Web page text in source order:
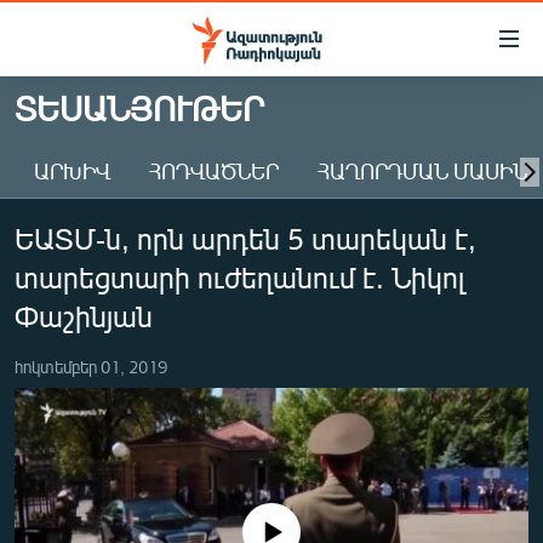
Մատչելիության
Անցնել
հիմնական
Անցնել
հիմնական
մենյուին
ԱԶԱՏՈՒԹՅՈՒՆ TV
ՀԱՅԱՍՏԱՆ
ԸՆՏՐՈՒԹՅՈՒՆՆԵՐ 2026
ԻՐԱՎՈՒՆՔ
ՏՆՏԵՍՈՒԹՅՈՒՆ
ՂԱՐԱԲԱՂ
ՊԱՏԵՐԱԶՄԻ 6 ՇԱԲԱԹՆԵՐԸ
ՏԱՐԱԾԱՇՐՋԱՆ
ՏԵՍԱՆՅՈՒԹԵՐ
ԱՐԽԻՎ ՀՈԴՎԱԾՆԵՐ ՀԱՂՈՐԴՄԱՆ ՄԱՍԻՆ
ԵԱՏՄ-ն, որն արդեն 5 տարեկան է,
տարեցտարի ուժեղանում է. Նիկոլ
Փաշինյան
հոկտեմբեր 01, 2019
No media source currently available